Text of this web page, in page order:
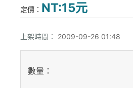
定價： NT:15元
上架時間： 2009-09-26 01:48
數量：